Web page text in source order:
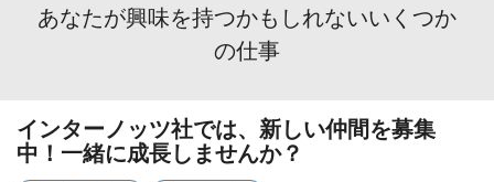
あなたが興味を持つかもしれないいくつか
の仕事
インターノッツ社では、新しい仲間を募集
中！一緒に成長しませんか？